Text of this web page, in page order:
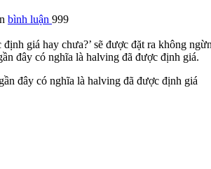
bình luận 999
giá hay chưa?’ sẽ được đặt ra không
đây có nghĩa là halving đã được định giá.